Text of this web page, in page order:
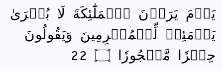
يَوۡمَ يَرَوۡنَ ٱلۡمَلَٰٓئِكَةَ لَا بُشۡرَىٰ
يَوۡمَئِذٖ لِّلۡمُجۡرِمِينَ وَيَقُولُونَ
حِجۡرٗا مَّحۡجُورٗا ۝ 22